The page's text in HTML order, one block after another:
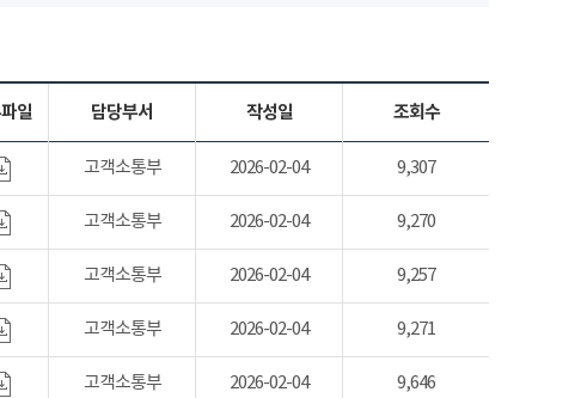
일 담당부서 작성일 조회수
고객소통부 2026-02-04 9,307
고객소통부 2026-02-04 9,270
고객소통부 2026-02-04 9,257
고객소통부 2026-02-04 9,271
고객소통부 2026-02-04 9,646